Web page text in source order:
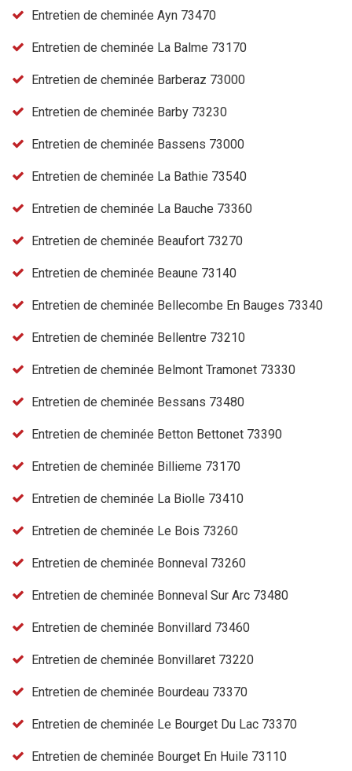
Entretien de cheminée Ayn 73470
Entretien de cheminée La Balme 73170
Entretien de cheminée Barberaz 73000
Entretien de cheminée Barby 73230
Entretien de cheminée Bassens 73000
Entretien de cheminée La Bathie 73540
Entretien de cheminée La Bauche 73360
Entretien de cheminée Beaufort 73270
Entretien de cheminée Beaune 73140
Entretien de cheminée Bellecombe En Bauges 73340
Entretien de cheminée Bellentre 73210
Entretien de cheminée Belmont Tramonet 73330
Entretien de cheminée Bessans 73480
Entretien de cheminée Betton Bettonet 73390
Entretien de cheminée Billieme 73170
Entretien de cheminée La Biolle 73410
Entretien de cheminée Le Bois 73260
Entretien de cheminée Bonneval 73260
Entretien de cheminée Bonneval Sur Arc 73480
Entretien de cheminée Bonvillard 73460
Entretien de cheminée Bonvillaret 73220
Entretien de cheminée Bourdeau 73370
Entretien de cheminée Le Bourget Du Lac 73370
Entretien de cheminée Bourget En Huile 73110